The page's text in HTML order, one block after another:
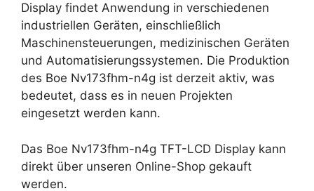
Display findet Anwendung in verschiedenen
industriellen Geräten, einschließlich
Maschinensteuerungen, medizinischen Geräten
und Automatisierungssystemen. Die Produktion
des Boe Nv173fhm-n4g ist derzeit aktiv, was
bedeutet, dass es in neuen Projekten
eingesetzt werden kann.
Das Boe Nv173fhm-n4g TFT-LCD Display kann
direkt über unseren Online-Shop gekauft
werden.